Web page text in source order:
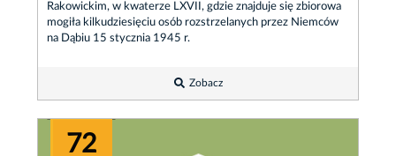
Rakowickim, w kwaterze LXVII, gdzie znajduje się zbiorowa
mogiła kilkudziesięciu osób rozstrzelanych przez Niemców
na Dąbiu 15 stycznia 1945 r.
Zobacz
72